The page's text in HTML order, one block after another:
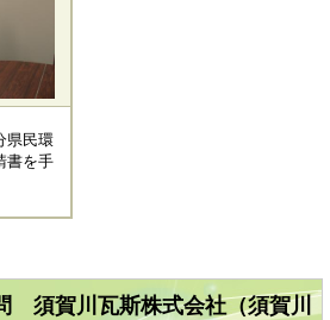
県民環
書を手
須賀川瓦斯株式会社（須賀川